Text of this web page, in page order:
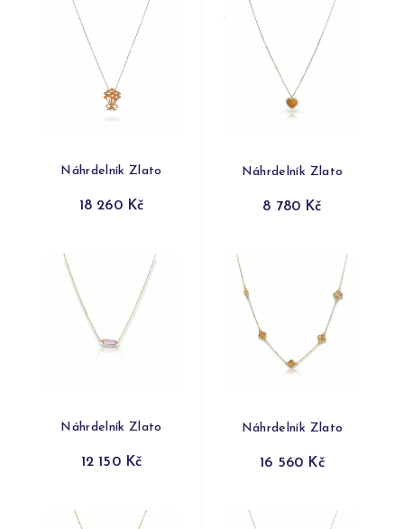
Náhrdelník Zlato
18 260 Kč
Náhrdelník Zlato
8 780 Kč
Náhrdelník Zlato
12 150 Kč
Náhrdelník Zlato
16 560 Kč